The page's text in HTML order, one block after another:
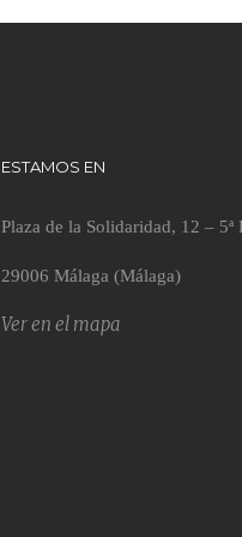
ESTAMOS EN
Plaza de la Solidaridad, 12 – 5ª
29006 Málaga (Málaga)
Ver en el mapa